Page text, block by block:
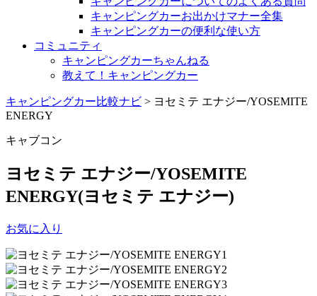
キャンピングカーお出かけマナー全集
キャンピングカーの便利な使い方
コミュニティ
キャンピングカーちゃんねる
教えて！キャンピングカー
キャンピングカー比較ナビ > ヨセミテ エナジー/YOSEMITE
ENERGY
キャブコン
ヨセミテ エナジー/YOSEMITE
ENERGY(ヨセミテ エナジー)
お気に入り